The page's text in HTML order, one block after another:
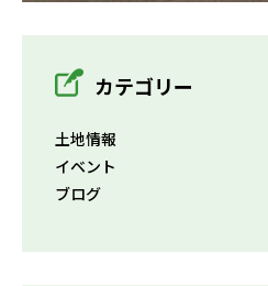
カテゴリー
土地情報
イベント
ブログ